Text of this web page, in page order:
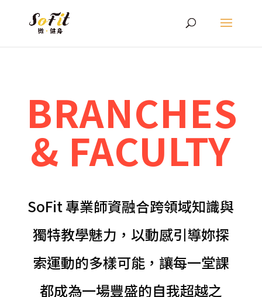
BRANCHES
& FACULTY
SoFit 專業師資融合跨領域知識與
獨特教學魅力，以動感引導妳探
索運動的多樣可能，讓每一堂課
都成為一場豐盛的自我超越之